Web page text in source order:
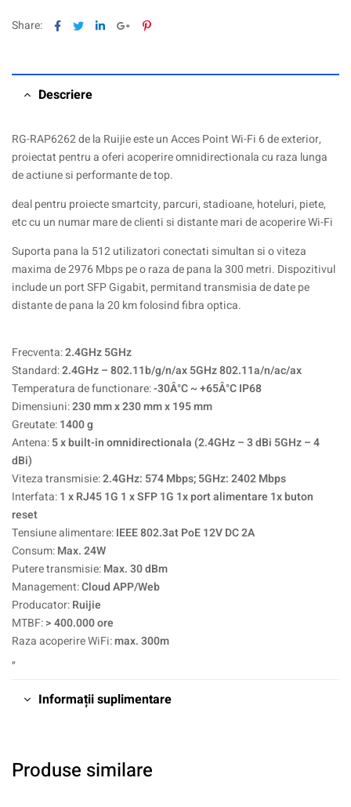
Share: Facebook
TwitterLinkedinGoogle+Pinterest
Descriere
RG-RAP6262 de la Ruijie este un Acces Point Wi-Fi 6 de exterior,
proiectat pentru a oferi acoperire omnidirectionala cu raza lunga
de actiune si performante de top.
deal pentru proiecte smartcity, parcuri, stadioane, hoteluri, piete,
etc cu un numar mare de clienti si distante mari de acoperire Wi-Fi
Suporta pana la 512 utilizatori conectati simultan si o viteza
maxima de 2976 Mbps pe o raza de pana la 300 metri. Dispozitivul
include un port SFP Gigabit, permitand transmisia de date pe
distante de pana la 20 km folosind fibra optica.
Frecventa:2.4GHz 5GHz
Standard:2.4GHz – 802.11b/g/n/ax 5GHz 802.11a/n/ac/ax
Temperatura de functionare:-30Â°C ~ +65Â°C IP68
Dimensiuni:230 mm x 230 mm x 195 mm
Greutate:1400 g
Antena:5 x built-in omnidirectionala (2.4GHz – 3 dBi 5GHz – 4
dBi)
Viteza transmisie:2.4GHz: 574 Mbps; 5GHz: 2402 Mbps
Interfata:1 x RJ45 1G 1 x SFP 1G 1x port alimentare 1x buton
reset
Tensiune alimentare:IEEE 802.3at PoE 12V DC 2A
Consum:Max. 24W
Putere transmisie:Max. 30 dBm
Management:Cloud APP/Web
Producator:Ruijie
MTBF:> 400.000 ore
Raza acoperire WiFi:max. 300m
„
Informații suplimentare
Produse similare